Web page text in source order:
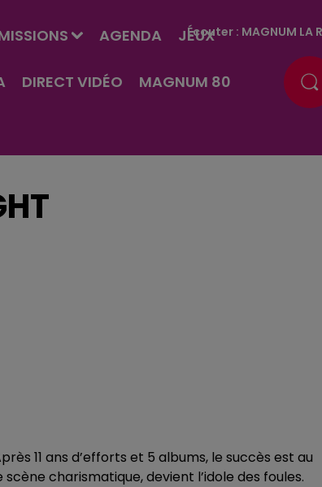
AGENDA JEUX
DIRECT VIDÉO MAGNUM 80
Écouter : MAGNUM
11 ans d’efforts et 5 albums, le succès est au
charismatique, devient l’idole des foules.